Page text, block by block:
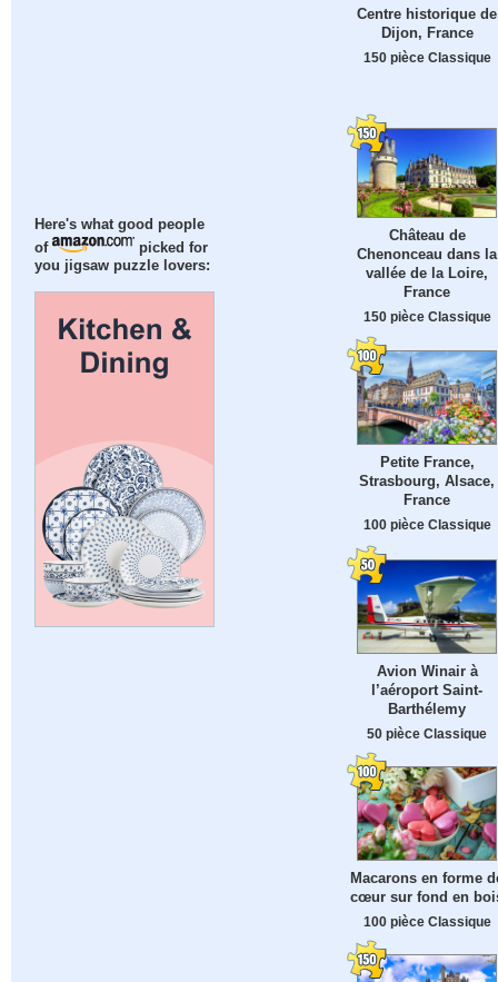
Here's what good people
of
picked for
you jigsaw puzzle lovers:
Centre historique de
Dijon, France
150 pièce Classique
Château de
Chenonceau dans la
vallée de la Loire,
France
150 pièce Classique
Petite France,
Strasbourg, Alsace,
France
100 pièce Classique
Avion Winair à
l’aéroport Saint-
Barthélemy
50 pièce Classique
Macarons en forme
cœur sur fond en
100 pièce Classique